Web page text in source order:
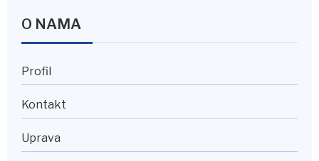
O NAMA
Profil
Kontakt
Uprava